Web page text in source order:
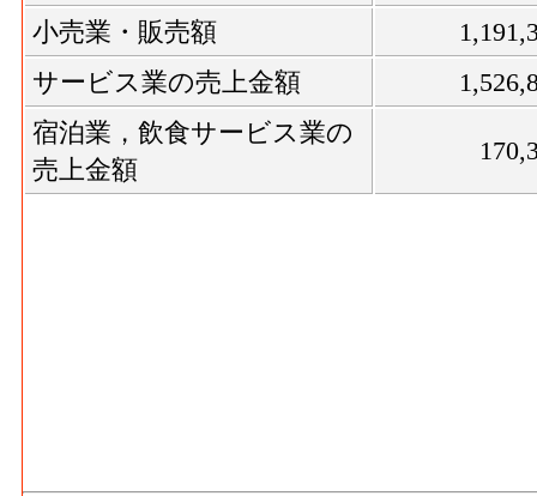
小売業・販売額
サービス業の売上金額
宿泊業，飲食サービス業の
売上金額